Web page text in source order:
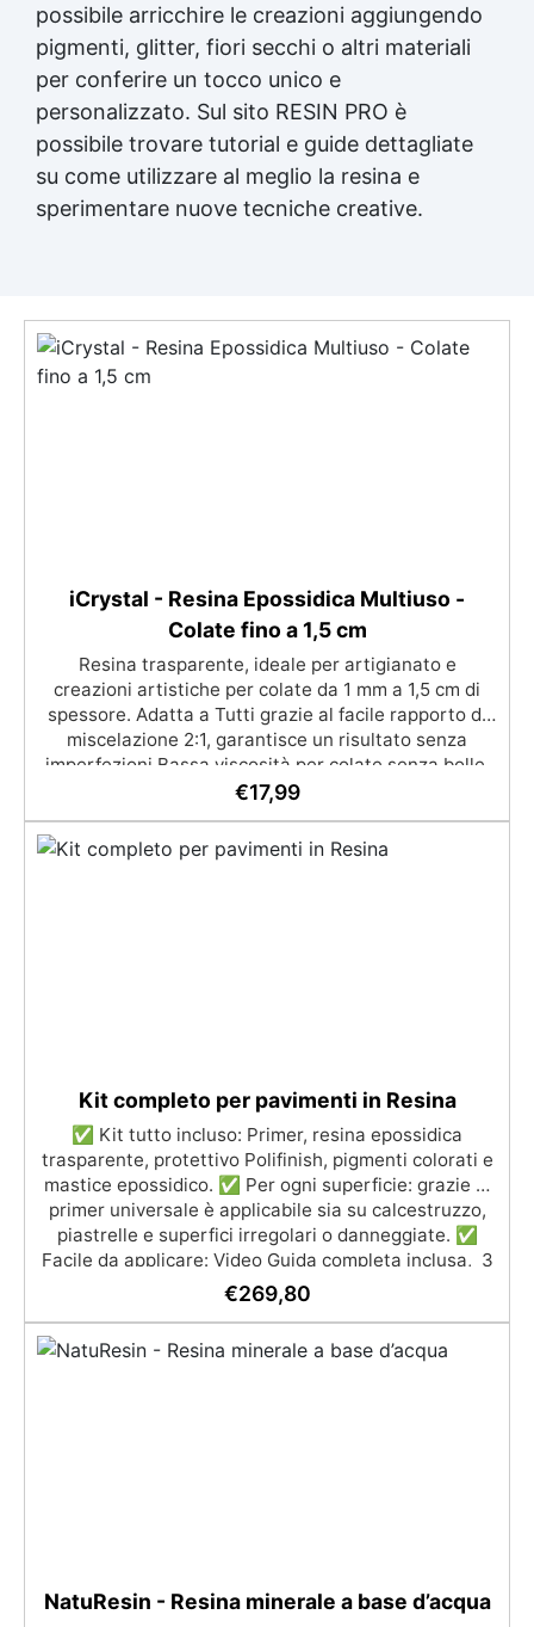
possibile arricchire le creazioni aggiungendo
pigmenti, glitter, fiori secchi o altri materiali
per conferire un tocco unico e
personalizzato. Sul sito RESIN PRO è
possibile trovare tutorial e guide dettagliate
su come utilizzare al meglio la resina e
sperimentare nuove tecniche creative.
iCrystal - Resina Epossidica Multiuso -
Colate fino a 1,5 cm
Resina trasparente, ideale per artigianato e
creazioni artistiche per colate da 1 mm a 1,5 cm di
spessore. Adatta a Tutti grazie al facile rapporto di
miscelazione 2:1, garantisce un risultato senza
imperfezioni Bassa viscosità per colate senza bolle,
compatibile con legno, silicone, vetro, metallo e altri
per il contatto con la pelle, Bpa Free e senza Solventi
(Voc Free) Superficie lucida, autolivellante e con filtri
€17,99
Kit completo per pavimenti in Resina
✅ Kit tutto incluso: Primer, resina epossidica
trasparente, protettivo Polifinish, pigmenti colorati e
mastice epossidico. ✅ Per ogni superficie: grazie al
primer universale è applicabile sia su calcestruzzo,
piastrelle e superfici irregolari o danneggiate. ✅
Facile da applicare: Video Guida completa inclusa, 3
semplici passaggi, dalla preparazione della superficie
alla finitura protettiva antigraffio. ✅ Risultati
professionali: Sistema autolivellante, resistente ai
raggi UV, duraturo e con finitura lucida o satinata. ✅
€269,80
NatuResin - Resina minerale a base d’acqua